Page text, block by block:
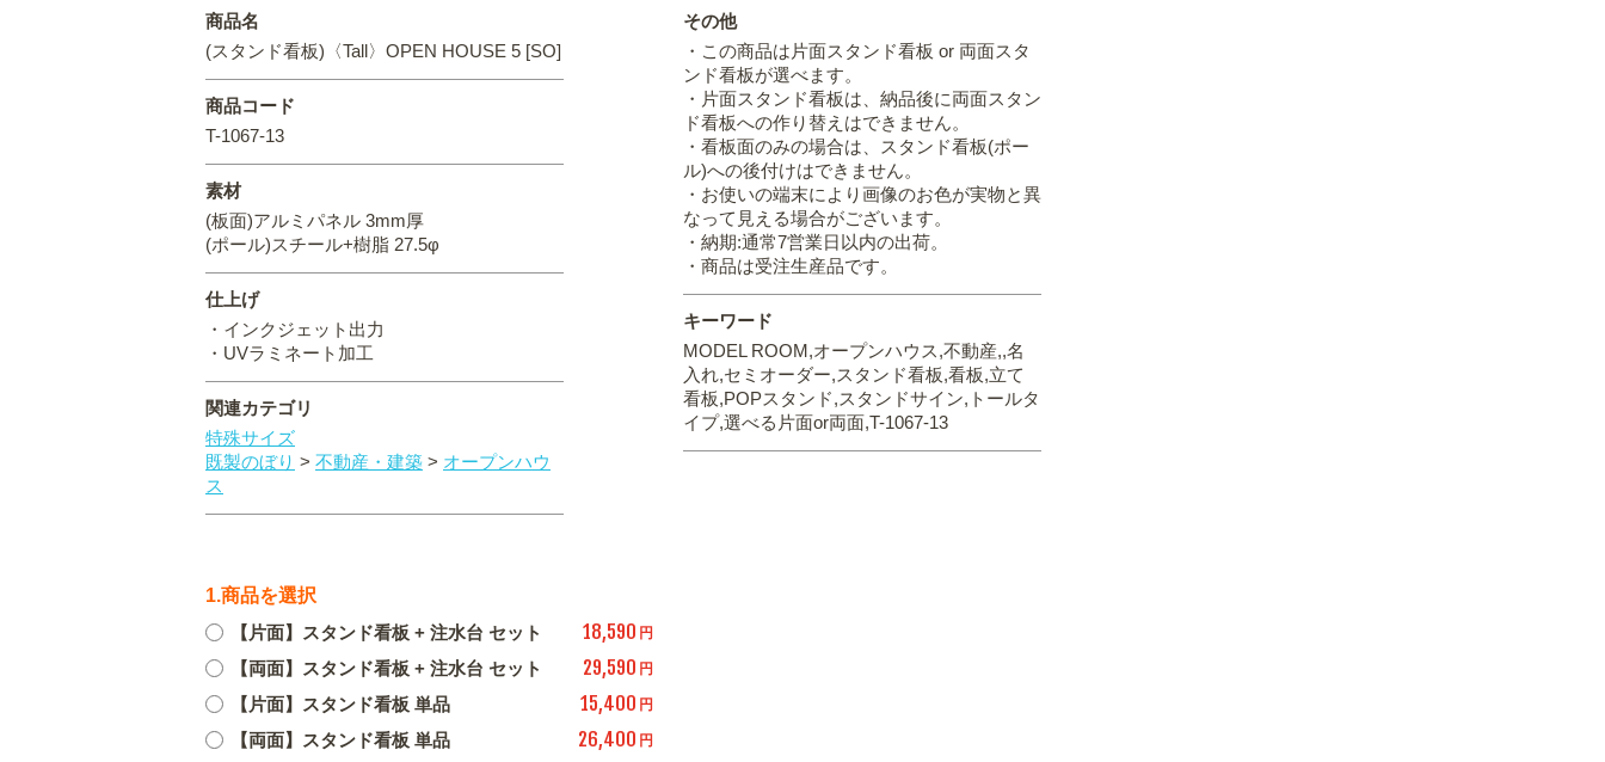
商品名
(スタンド看板)〈Tall〉OPEN HOUSE 5 [SO]
商品コード
T-1067-13
素材
(板面)アルミパネル 3mm厚
(ポール)スチール+樹脂 27.5φ
仕上げ
・インクジェット出力
・UVラミネート加工
関連カテゴリ
特殊サイズ
既製のぼり > 不動産・建築 > オープンハウ
ス
その他
・この商品は片面スタンド看板 or 両面スタ
ンド看板が選べます。
・片面スタンド看板は、納品後に両面スタン
ド看板への作り替えはできません。
・看板面のみの場合は、スタンド看板(ポー
ル)への後付けはできません。
・お使いの端末により画像のお色が実物と異
なって見える場合がございます。
・納期:通常7営業日以内の出荷。
・商品は受注生産品です。
キーワード
MODEL ROOM,オープンハウス,不動産,,名
入れ,セミオーダー,スタンド看板,看板,立て
看板,POPスタンド,スタンドサイン,トールタ
イプ,選べる片面or両面,T-1067-13
1.商品を選択
【片面】スタンド看板 + 注水台 セット
18,590 円
【両面】スタンド看板 + 注水台 セット 29,590 円
【片面】スタンド看板 単品 15,400 円
【両面】スタンド看板 単品 26,400 円